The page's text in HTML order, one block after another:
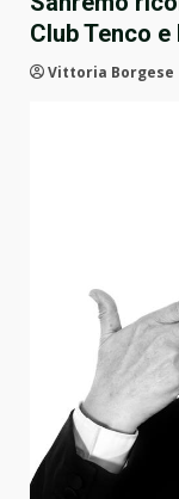
Club Tenco e
Vittoria Borgese